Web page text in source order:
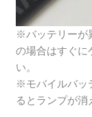
※バッテリーが
の場合はすぐに
い。
※モバイルバッ
るとランプが消